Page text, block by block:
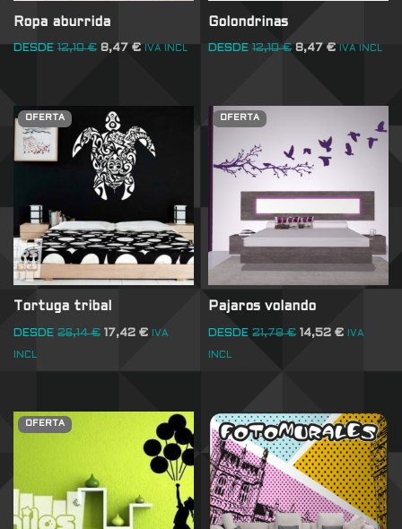
Ropa aburrida
DESDE 12,10€ 8,47 € IVA INCL
Golondrinas
DESDE 12,10€ 8,47€ IVA INCL
OFERTA
Tortuga tribal
DESDE 26,14€ 17,42 € IVA
INCL
OFERTA
Pajaros volando
DESDE 21,78€ 14,52€ IVA
INCL
OFERTA